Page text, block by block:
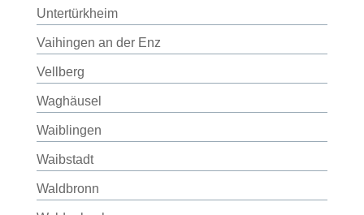
Untertürkheim
Vaihingen an der Enz
Vellberg
Waghäusel
Waiblingen
Waibstadt
Waldbronn